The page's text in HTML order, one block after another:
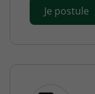
Je postule